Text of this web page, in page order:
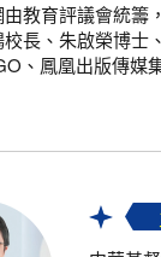
教育評議會統籌
長、朱啟榮博士
、鳳凰出版傳媒